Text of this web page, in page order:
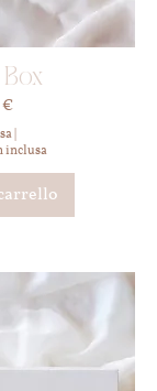
€
|
inclusa